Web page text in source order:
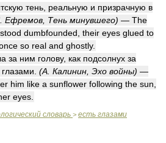
тень, реальную и призрачную в
Ефремов, Тень минувшего) — The
dumbfounded, their eyes glued to
so real and ghostly.
за ним голову, как подсолнух за
(А. Калинин, Эхо войны) —
him like a sunflower following the sun,
eyes.
словарь > есть глазами